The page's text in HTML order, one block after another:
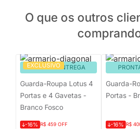
O que os outros
EXCLUSIVO
PRONTA ENTREGA
Guarda-Roupa Lotus 4
Portas e 4 Gavetas -
Branco Fosco
-16% R$ 459 OFF
Guarda-
Portas -
-16% R$